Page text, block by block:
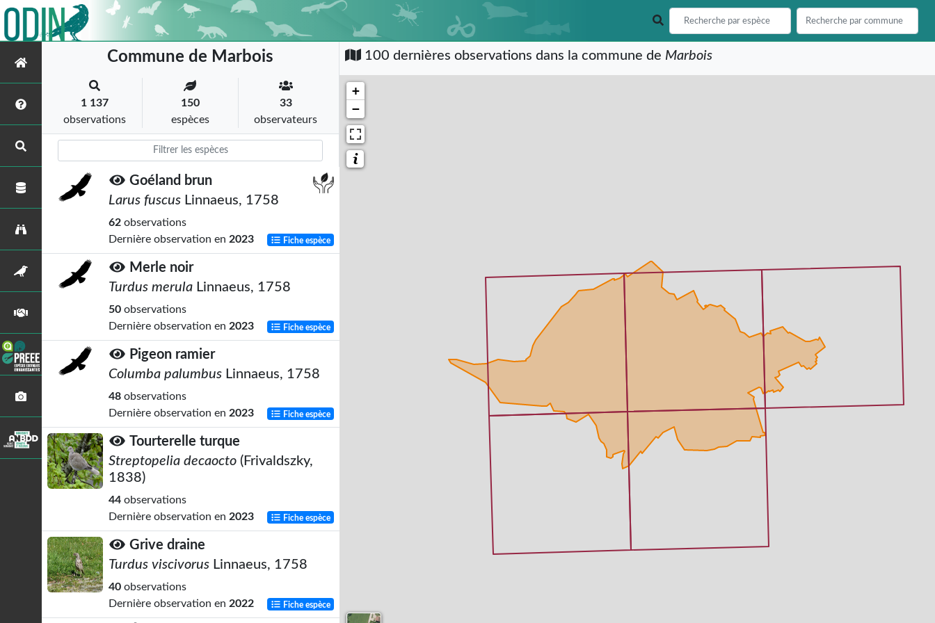
Commune de Marbois
1 137
observations
150
espèces
33
observateurs
Goéland brun
Larus fuscus Linnaeus, 1758
62 observations
Dernière observation en 2023 Fiche espèce
Merle noir
Turdus merula Linnaeus, 1758
50 observations
Dernière observation en 2023 Fiche espèce
Pigeon ramier
Columba palumbus Linnaeus, 1758
48 observations
Dernière observation en 2023 Fiche espèce
Tourterelle turque
Streptopelia decaocto (Frivaldszky,
1838)
44 observations
Dernière observation en 2023 Fiche espèce
Grive draine
Turdus viscivorus Linnaeus, 1758
40 observations
Dernière observation en 2022 Fiche espèce
100 dernières observations dans la commune de Marbois
+
−